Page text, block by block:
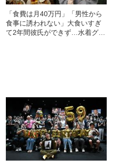
「食費は月40万円」「男性から
食事に誘われない」大食いすぎ
て2年間彼氏ができず…水着グラ